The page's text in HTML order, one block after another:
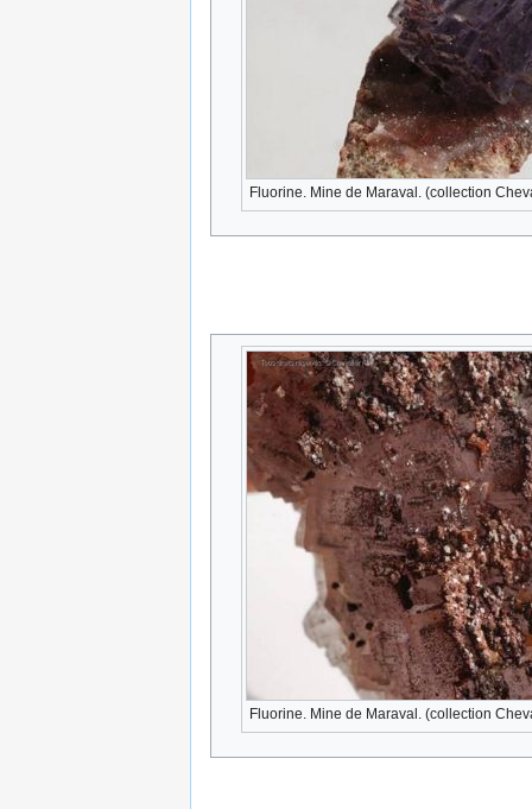
Fluorine. Mine de Maraval. (collection
Fluorine. Mine de Maraval. (collection